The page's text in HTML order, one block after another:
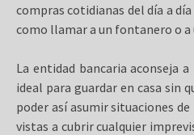
compras cotidianas del día a
como llamar a un fontanero o
La entidad bancaria aconseja
ideal para guardar en casa sin
poder así asumir situaciones
vistas a cubrir cualquier